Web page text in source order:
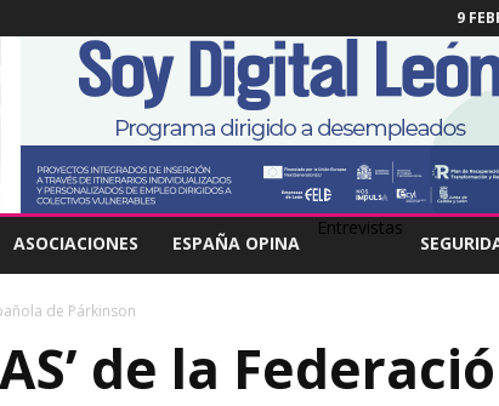
9
ASOCIACIONES ESPAÑA OPINA
Entrevistas
de Párkinson
de la